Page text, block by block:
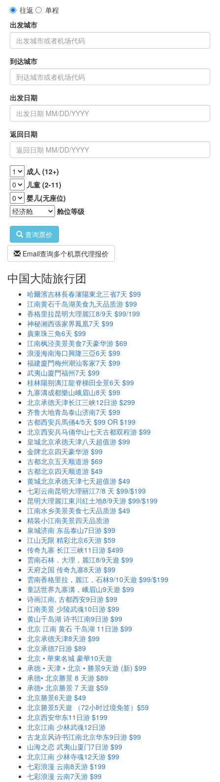
往返
单程
出发城市
到达城市
出发日期
返回日期
成人 (12+)
儿童 (2-11)
婴儿(无座位)
舱位等级
查询票价
Email查询多个机票代理报价
中国大陆旅行团
哈爾濱吉林長春瀋陽東北三省7天 $99
江南黄石千岛湖美食九天品质游 $99
香格里拉昆明大理麗江8/9天 $99/199
神秘湘西張家界鳳凰7天 $99
廣東珠三角6天 $99
江南枫泾美景美食7天豪华游 $69
浪漫海南海口興隆三亞6天 $99
福建廈門梅州潮汕客家7天 $99
武夷山廈門福州7天 $99
桂林陽朔漓江龍脊梯田全景6天 $99
九寨溝成都樂山峨眉山8天 $99
北京承德天津长江三峡12日游 $299
齐鲁大地青岛泰山济南7天 $99
古都西安兵馬俑4/5天 $99 OR $199
北京西安兵马俑华山七天古都双程游 $99
皇城北京承德天津八天超值游 $99
金牌北京四天豪华游 $99
古都北京五天顺道游 $69
古都北京四天顺道游 $49
黄城北京承德天津七天超值游 $49
七彩云南昆明大理丽江7/8 天 $99/$199
昆明大理麗江東川紅土地8/9天游 $99/$199
江南水乡美景美食七天品质游 $49
精装小江南美景四天品质游
泉城济南 东岳泰山7日游 $99
江山无限 精彩北京6天游 $59
传奇九寨 长江三峡11日游 $499
雲南石林，大理，麗江8/9天遊 $99
天府之国 传奇九寨8天游 $99
雲南香格里拉，麗江，石林9/10天遊 $99/$199
童話世界九寨溝，峨眉山9天遊 $99
诗画江南, 古都西安9日游 $99
江南美景 少陵武魂10日游 $99
黄山千岛湖 诗书江南9日游 $99
北京 江南 黄石 千岛湖 11日游 $99
北京承德天津8天游 $99
北京承德7日游 $89
北京 • 華東名城 豪華10天遊
承德 • 天津 • 北京 • 勝景9天遊 (新) $99
承德• 北京勝景 8 天游 $89
承德• 北京勝景 7 天遊 $59
北京勝景6天遊 $49
北京勝景5天遊 （72小时过境免签）$59
北京西安华东11日游 $199
北京江南 少林武魂12日游
古龙京风诗书江南北京华东9日游 $99
山海之恋 武夷山厦门7日游 $99
北京江南 少林寺魂12天游 $99
七彩浪漫 云南8天游 $199
七彩浪漫 云南7天游 $99